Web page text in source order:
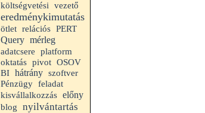
költségvetési
vezető
eredménykimutatás
ötlet relációs PERT
Query mérleg
adatcsere
platform
oktatás pivot OSOV
BI hátrány szoftver
Pénzügy feladat
kisvállalkozzás előny
blog nyilvántartás